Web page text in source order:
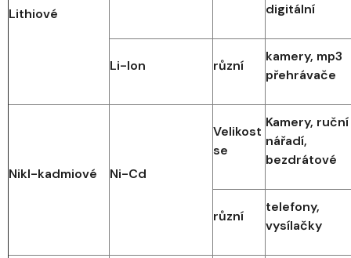
Lithiové digitální
Li-Ion různí
kamery, mp3
přehrávače
Nikl-kadmiové Ni-Cd
Velikost
se
Kamery, ruční
nářadí,
bezdrátové
různí
telefony,
vysílačky